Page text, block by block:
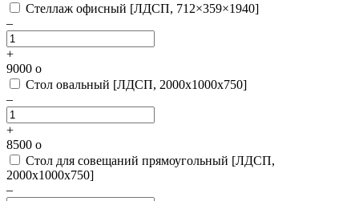
Стеллаж офисный [ЛДСП, 712×359×1940]
–
+
9000 o
Стол овальный [ЛДСП, 2000х1000х750]
–
+
8500 o
Стол для совещаний прямоугольный [ЛДСП,
2000х1000х750]
–